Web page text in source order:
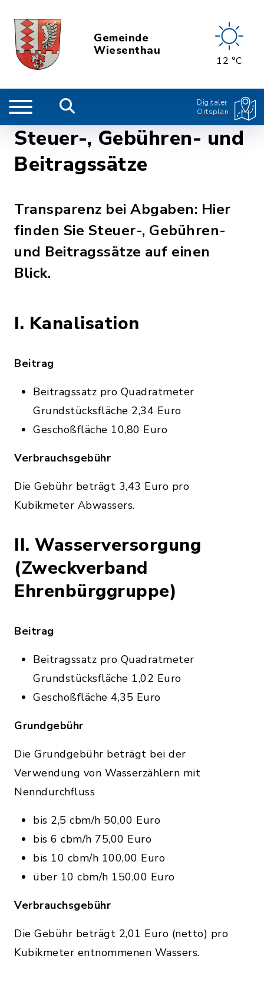
Gemeinde
Wiesenthau
12 °C
Digitaler
Ortsplan
Steuer-, Gebühren- und
Beitragssätze
Transparenz bei Abgaben: Hier
finden Sie Steuer-, Gebühren-
und Beitragssätze auf einen
Blick.
I. Kanalisation
Beitrag
Beitragssatz pro Quadratmeter
Grundstücksfläche 2,34 Euro
Geschoßfläche 10,80 Euro
Verbrauchsgebühr
Die Gebühr beträgt 3,43 Euro pro
Kubikmeter Abwassers.
II. Wasserversorgung
(Zweckverband
Ehrenbürggruppe)
Beitrag
Beitragssatz pro Quadratmeter
Grundstücksfläche 1,02 Euro
Geschoßfläche 4,35 Euro
Grundgebühr
Die Grundgebühr beträgt bei der
Verwendung von Wasserzählern mit
Nenndurchfluss
bis 2,5 cbm/h 50,00 Euro
bis 6 cbm/h 75,00 Euro
bis 10 cbm/h 100,00 Euro
über 10 cbm/h 150,00 Euro
Verbrauchsgebühr
Die Gebühr beträgt 2,01 Euro (netto) pro
Kubikmeter entnommenen Wassers.